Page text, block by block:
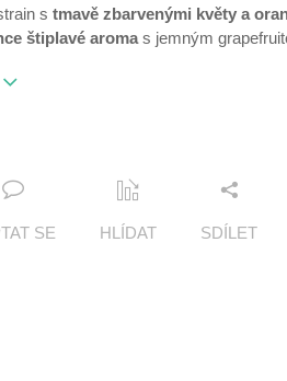
s tmavě zbarvenými květy a
štiplavé aromas jemným
SE HLÍDAT SDÍLET